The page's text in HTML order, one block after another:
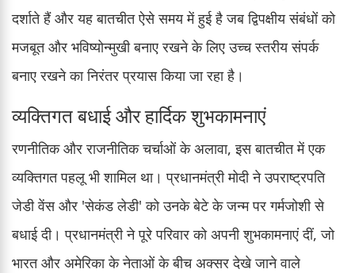
दर्शाते हैं और यह बातचीत ऐसे समय में हुई है जब द्विपक्षीय संबंधों को
मजबूत और भविष्योन्मुखी बनाए रखने के लिए उच्च स्तरीय संपर्क
बनाए रखने का निरंतर प्रयास किया जा रहा है।
व्यक्तिगत बधाई और हार्दिक शुभकामनाएं
रणनीतिक और राजनीतिक चर्चाओं के अलावा, इस बातचीत में एक
व्यक्तिगत पहलू भी शामिल था। प्रधानमंत्री मोदी ने उपराष्ट्रपति
जेडी वेंस और 'सेकंड लेडी' को उनके बेटे के जन्म पर गर्मजोशी से
बधाई दी। प्रधानमंत्री ने पूरे परिवार को अपनी शुभकामनाएं दीं, जो
भारत और अमेरिका के नेताओं के बीच अक्सर देखे जाने वाले